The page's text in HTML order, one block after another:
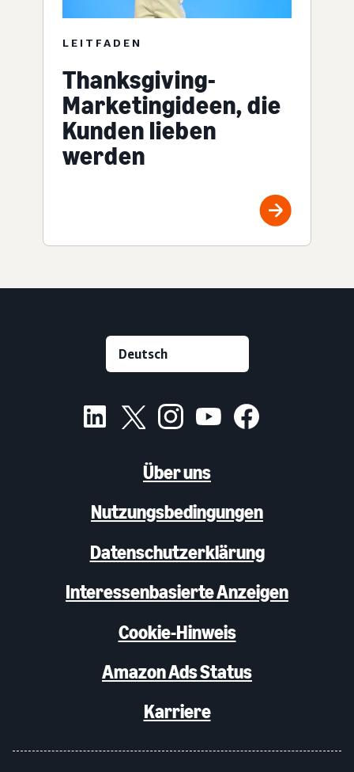
LEITFADEN
Thanksgiving-
Marketingideen, die
Kunden lieben
werden
Über uns
Nutzungsbedingungen
Datenschutzerklärung
Interessenbasierte Anzeigen
Cookie-Hinweis
Amazon Ads Status
Karriere